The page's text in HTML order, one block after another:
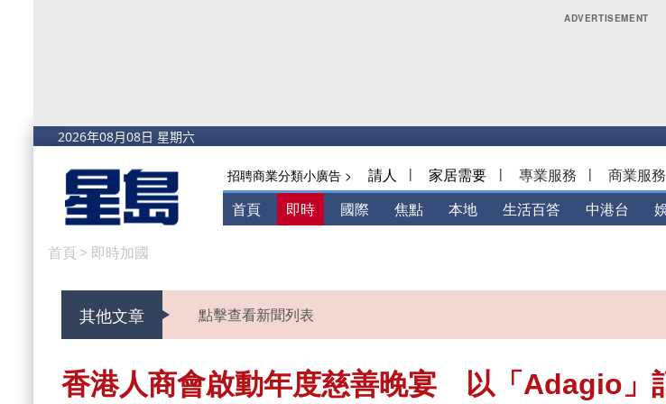
招聘商業分類小廣告 > 請人 | 家居需要 | 專業服務 | 商業服務
首頁 即時 國際 焦點 本地 生活百答 中港台
首頁 > 即時加國
其他文章 點擊查看新聞列表
香港人商會啟動年度慈善晚宴 以「Adagio」